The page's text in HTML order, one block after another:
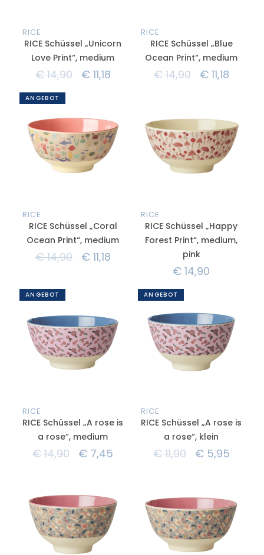
RICE
RICE Schüssel „Unicorn
Love Print“, medium
€14,90 €11,18
RICE
RICE Schüssel „Blue
Ocean Print“, medium
€14,90 €11,18
ANGEBOT
RICE
RICE Schüssel „Coral
Ocean Print“, medium
€14,90 €11,18
RICE
RICE Schüssel „Happy
Forest Print“, medium,
pink
€ 14,90
ANGEBOT
RICE
RICE Schüssel „A rose is
a rose“, medium
€14,90 € 7,45
ANGEBOT
RICE
RICE Schüssel „A rose is
a rose“, klein
€11,90 €5,95